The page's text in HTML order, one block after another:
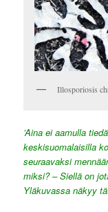
Illosporiosis
’Aina ei aamulla
keskisuomalaisilla
seuraavaksi
miksi? – Siellä on
Yläkuvassa näkyy